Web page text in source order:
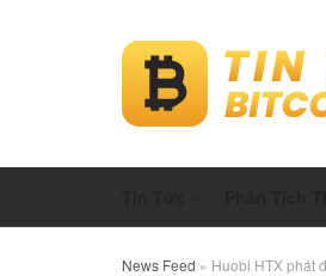
News Feed » Huobi HTX phát